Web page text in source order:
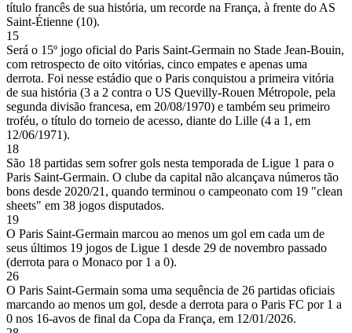
título francês de sua história, um recorde na França, à frente do AS
Saint-Étienne (10).
15
Será o 15º jogo oficial do Paris Saint-Germain no Stade Jean-Bouin,
com retrospecto de oito vitórias, cinco empates e apenas uma
derrota. Foi nesse estádio que o Paris conquistou a primeira vitória
de sua história (3 a 2 contra o US Quevilly-Rouen Métropole, pela
segunda divisão francesa, em 20/08/1970) e também seu primeiro
troféu, o título do torneio de acesso, diante do Lille (4 a 1, em
12/06/1971).
18
São 18 partidas sem sofrer gols nesta temporada de Ligue 1 para o
Paris Saint-Germain. O clube da capital não alcançava números tão
bons desde 2020/21, quando terminou o campeonato com 19 "clean
sheets" em 38 jogos disputados.
19
O Paris Saint-Germain marcou ao menos um gol em cada um de
seus últimos 19 jogos de Ligue 1 desde 29 de novembro passado
(derrota para o Monaco por 1 a 0).
26
O Paris Saint-Germain soma uma sequência de 26 partidas oficiais
marcando ao menos um gol, desde a derrota para o Paris FC por 1 a
0 nos 16-avos de final da Copa da França, em 12/01/2026.